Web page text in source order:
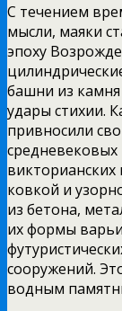
С течением
мысли, маяки
эпоху
башни из
удары стихии.
привносили
ковкой и
из бетона,
их формы
сооружений.
водным